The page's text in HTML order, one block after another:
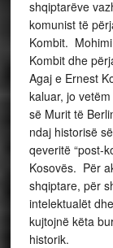
shqiptarëve
komunist të
Kombit.
Kombit dhe
Agaj e Ernest
kaluar, jo
së Murit të
ndaj historisë
qeveritë “post-
Kosovës. Për
shqiptare, për
intelektualët
kujtojnë këta
historik.